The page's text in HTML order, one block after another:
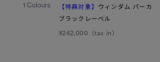
1 Colours 【特典対象】
ウィンダム パーカ
ブラックレーベル
¥242,000（tax in）